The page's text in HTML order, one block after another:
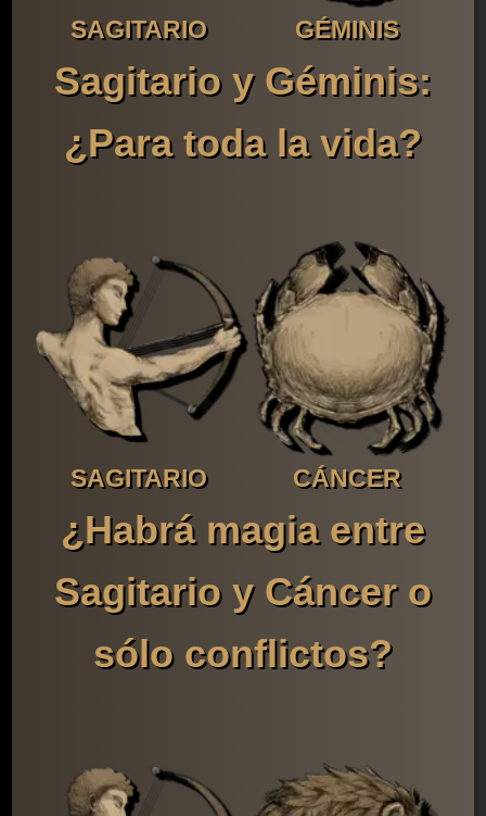
SAGITARIO GÉMINIS
Sagitario y Géminis:
¿Para toda la vida?
SAGITARIO CÁNCER
¿Habrá magia entre
Sagitario y Cáncer o
sólo conflictos?